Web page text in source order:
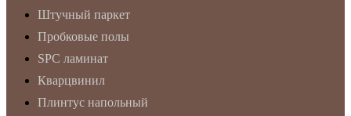
Штучный паркет
Пробковые полы
SPC ламинат
Кварцвинил
Плинтус напольный